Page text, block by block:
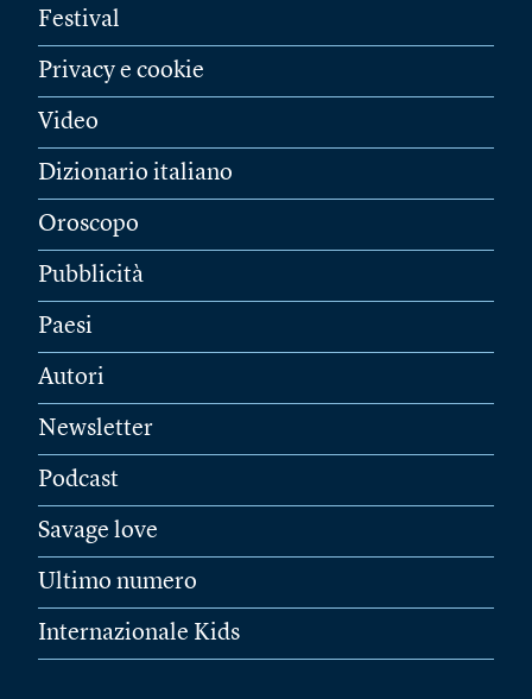
Festival
Privacy e cookie
Video
Dizionario italiano
Oroscopo
Pubblicità
Paesi
Autori
Newsletter
Podcast
Savage love
Ultimo numero
Internazionale Kids